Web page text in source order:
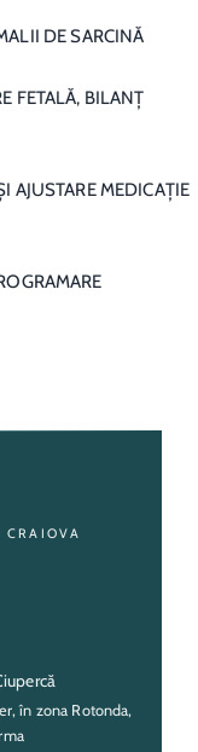
DE SARCINĂ
FETALĂ, BILANŢ
AJUSTARE MEDICAŢIE
CRAIOVA
în zona Rotonda,